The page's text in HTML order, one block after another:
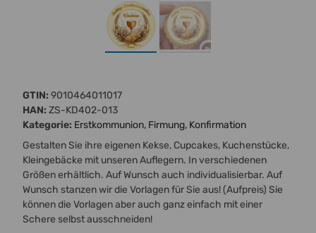
GTIN: 9010464011017
HAN: ZS-KD402-013
Kategorie: Erstkommunion, Firmung, Konfirmation
Gestalten Sie ihre eigenen Kekse, Cupcakes, Kuchenstücke,
Kleingebäcke mit unseren Auflegern. In verschiedenen
Größen erhältlich. Auf Wunsch auch individualisierbar. Auf
Wunsch stanzen wir die Vorlagen für Sie aus! (Aufpreis) Sie
können die Vorlagen aber auch ganz einfach mit einer
Schere selbst ausschneiden!